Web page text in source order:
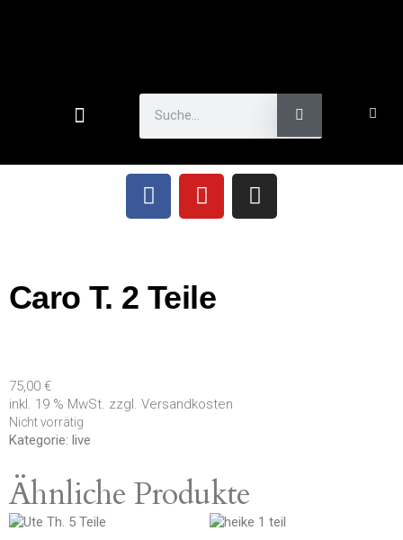
Caro T. 2 Teile
75,00 €
inkl. 19 % MwSt. zzgl. Versandkosten
Nicht vorrätig
Kategorie: live
Ähnliche Produkte